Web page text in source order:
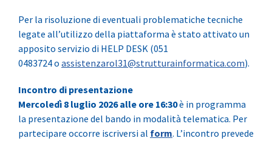
Per la risoluzione di eventuali problematiche tecniche
legate all’utilizzo della piattaforma è stato attivato un
apposito servizio di HELP DESK (051
0483724 o assistenzarol31@strutturainformatica.com).
Incontro di presentazione
Mercoledì 8 luglio 2026 alle ore 16:30è in programma
la presentazione del bando in modalità telematica. Per
partecipare occorre iscriversi al form. L’incontro prevede